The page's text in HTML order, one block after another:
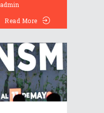
admin
Read More